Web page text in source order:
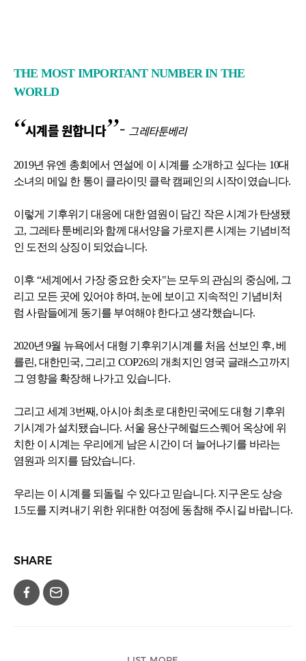
THE MOST IMPORTANT NUMBER IN THE
WORLD
“시계를 원합니다”- 그레타툰베리
2019년 유엔 총회에서 연설에 이 시계를 소개하고 싶다는 10대
소녀의 메일 한 통이 클라이밋 클락 캠페인의 시작이였습니다.
이렇게 기후위기 대응에 대한 염원이 담긴 작은 시계가 탄생됐
고, 그레타 툰베리와 함께 대서양을 가로지른 시계는 기념비적
인 도전의 상징이 되었습니다.
이후 “세계에서 가장 중요한 숫자"는 모두의 관심의 중심에, 그
리고 모든 곳에 있어야 하며, 눈에 보이고 지속적인 기념비처
럼 사람들에게 동기를 부여해야 한다고 생각했습니다.
2020년 9월 뉴욕에서 대형 기후위기시계를 처음 선보인 후, 베
를린, 대한민국, 그리고 COP26의 개최지인 영국 글래스고까지
그 영향을 확장해 나가고 있습니다.
그리고 세계 3번째, 아시아 최초로 대한민국에도 대형 기후위
기시계가 설치됐습니다. 서울 용산구헤럴드스퀘어 옥상에 위
치한 이 시계는 우리에게 남은 시간이 더 늘어나기를 바라는
염원과 의지를 담았습니다.
우리는 이 시계를 되돌릴 수 있다고 믿습니다. 지구온도 상승
1.5도를 지켜내기 위한 위대한 여정에 동참해 주시길 바랍니다.
SHARE